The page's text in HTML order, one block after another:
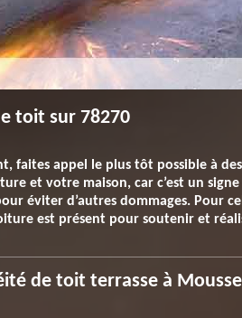
toit sur 78270
faites appel le plus tôt possible à
et votre maison, car c’est un
éviter d’autres dommages. Pour
est présent pour soutenir et
de toit terrasse à